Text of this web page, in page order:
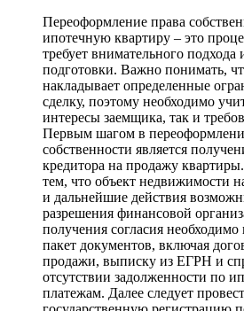
Переоформление права
ипотечную квартиру – это
требует внимательного подхода
подготовки. Важно понимать,
накладывает определенные
сделку, поэтому необходимо
интересы заемщика, так и
Первым шагом в
собственности является
кредитора на продажу
тем, что объект недвижимости
и дальнейшие действия
разрешения финансовой
получения согласия необходимо
пакет документов, включая
продажи, выписку из ЕГРН и
отсутствии задолженности по
платежам. Далее следует